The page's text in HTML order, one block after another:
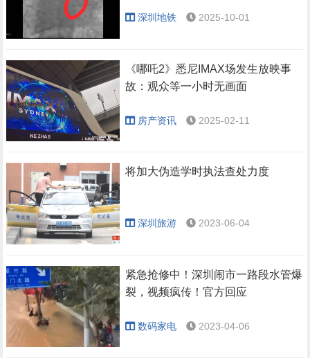
深圳地铁 2025-10-01
《哪吒2》悉尼IMAX场发生放映事
故：观众等一小时无画面
房产资讯 2025-02-11
将加大伪造学时执法查处力度
深圳旅游 2023-06-04
紧急抢修中！深圳闹市一路段水管爆
裂，视频疯传！官方回应
数码家电 2023-04-06